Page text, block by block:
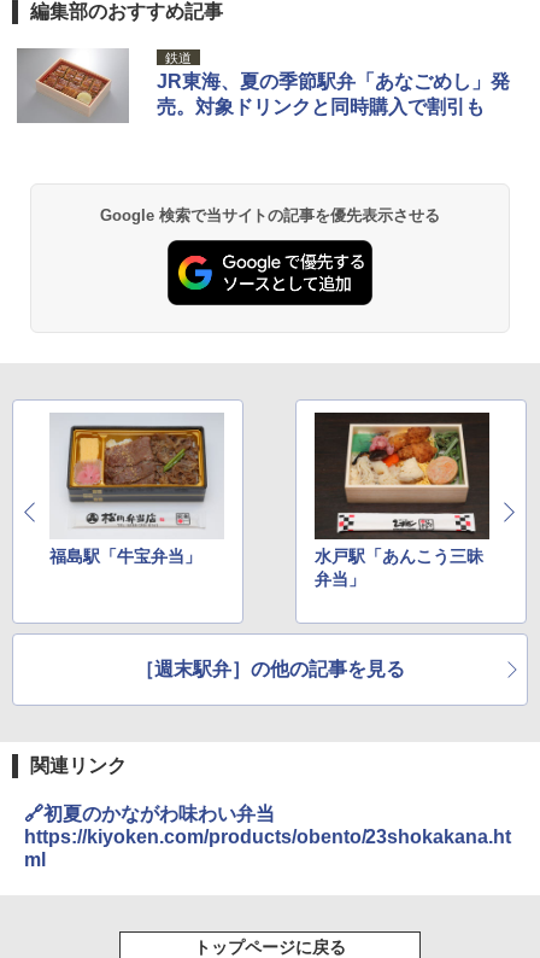
編集部のおすすめ記事
鉄道
JR東海、夏の季節駅弁「あなごめし」発
売。対象ドリンクと同時購入で割引も
Google 検索で当サイトの記事を優先表示させる
福島駅「牛宝弁当」
水戸駅「あんこう三昧
弁当」
［週末駅弁］の他の記事を見る
関連リンク
🔗初夏のかながわ味わい弁当
https://kiyoken.com/products/obento/23shokakana.ht
ml
トップページに戻る